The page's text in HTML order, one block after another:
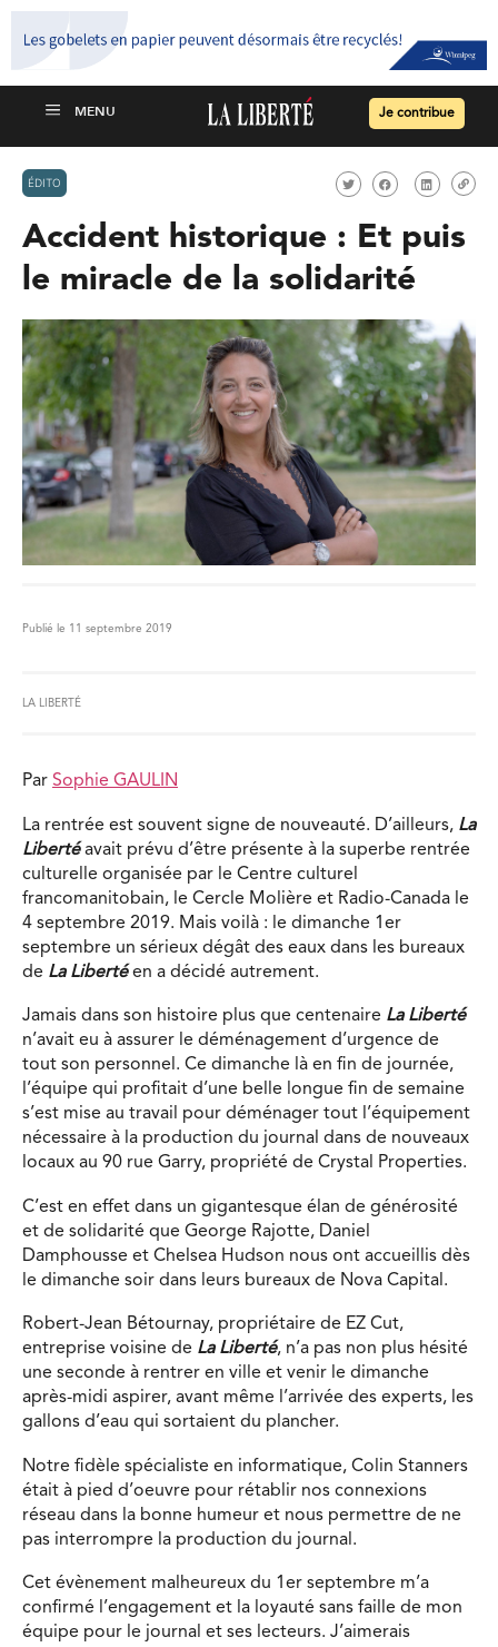
Je contribue
ÉDITO
Accident historique : Et puis
le miracle de la solidarité
Publié le 11 septembre 2019
LA LIBERTÉ
Par Sophie GAULIN
La rentrée est souvent signe de nouveauté. D’ailleurs, La
Libertéavait prévu d’être présente à la superbe rentrée
culturelle organisée par le Centre culturel
francomanitobain, le Cercle Molière et Radio-Canada le
4 septembre 2019. Mais voilà : le dimanche 1er
septembre un sérieux dégât des eaux dans les bureaux
de La Libertéen a décidé autrement.
Jamais dans son histoire plus que centenaire La Liberté
n’avait eu à assurer le déménagement d’urgence de
tout son personnel. Ce dimanche là en fin de journée,
l’équipe qui profitait d’une belle longue fin de semaine
s’est mise au travail pour déménager tout l’équipement
nécessaire à la production du journal dans de nouveaux
locaux au 90 rue Garry, propriété de Crystal Properties.
C’est en effet dans un gigantesque élan de générosité
et de solidarité que George Rajotte, Daniel
Damphousse et Chelsea Hudson nous ont accueillis dès
le dimanche soir dans leurs bureaux de Nova Capital.
Robert-Jean Bétournay, propriétaire de EZ Cut,
entreprise voisine de La Liberté, n’a pas non plus hésité
une seconde à rentrer en ville et venir le dimanche
après-midi aspirer, avant même l’arrivée des experts, les
gallons d’eau qui sortaient du plancher.
Notre fidèle spécialiste en informatique, Colin Stanners
était à pied d’oeuvre pour rétablir nos connexions
réseau dans la bonne humeur et nous permettre de ne
pas interrompre la production du journal.
Cet évènement malheureux du 1er septembre m’a
confirmé l’engagement et la loyauté sans faille de mon
équipe pour le journal et ses lecteurs. J’aimerais